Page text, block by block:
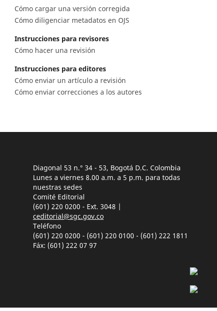
Cómo cargar una versión corregida
Cómo diligenciar metadatos en OJS
Instrucciones para revisores
Cómo hacer una revisión
Instrucciones para editores
Cómo enviar un artículo a revisión
Cómo enviar correcciones a los autores
Diagonal 53 n.° 34 - 53, Bogotá D.C. Colombia
Lunes a viernes 8.00 a.m. a 5 p.m. para todas
nuestras sedes
Comité Editorial
(601) 220 0200 - Ext. 3048 |
ceditorial@sgc.gov.co
Teléfono
(601) 220 0200 - (601) 220 0100 - (601) 222 1811
Fáx: (601) 222 07 97